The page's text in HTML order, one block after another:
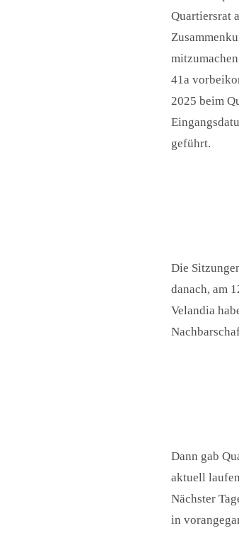
Quartiersrat
41a
2025 beim
geführt.
Die
danach, am
Velandia
Dann gab
aktuell
Nächster
in